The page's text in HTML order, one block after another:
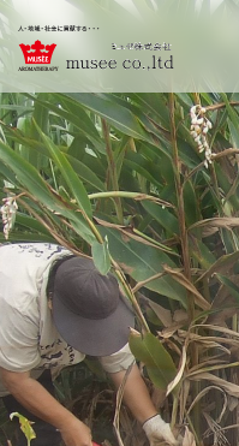
Musee2
COMPANY 会社案内
BLOG ブログ
CONTACT